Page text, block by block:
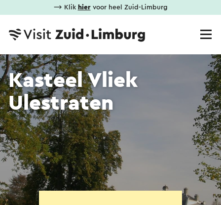
⟶ Klik hiervoor heel Zuid-Limburg
Kasteel Vliek
Ulestraten